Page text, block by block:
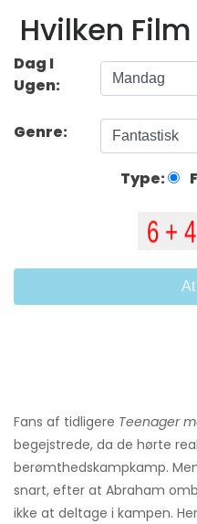
Hvilken
Dag I
Ugen:
Genre:
Type:
Fans af tidligere Teenager
begejstrede, da de hørte
berømthedskampkamp.
snart, efter at Abraham
ikke at deltage i kampen.